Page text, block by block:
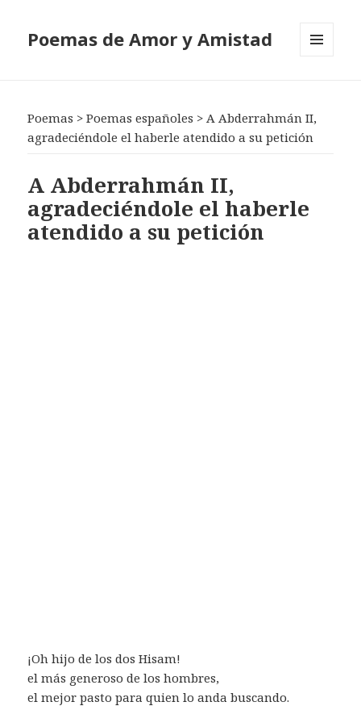
Poemas de Amor y Amistad
Poemas >Poemas españoles >A Abderrahmán II,
agradeciéndole el haberle atendido a su petición
A Abderrahmán II,
agradeciéndole el haberle
atendido a su petición
¡Oh hijo de los dos Hisam!
el más generoso de los hombres,
el mejor pasto para quien lo anda buscando.